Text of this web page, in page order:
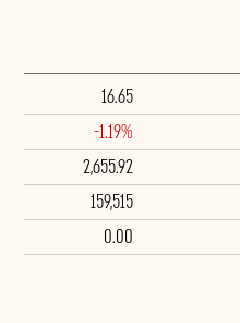
16.65
-1.19%
2,655.92
159,515
0.00